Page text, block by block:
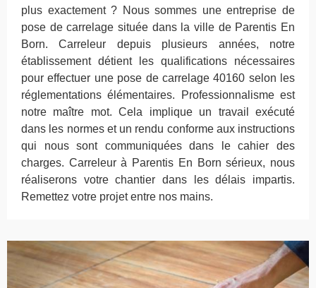
plus exactement ? Nous sommes une entreprise de
pose de carrelage située dans la ville de Parentis En
Born. Carreleur depuis plusieurs années, notre
établissement détient les qualifications nécessaires
pour effectuer une pose de carrelage 40160 selon les
réglementations élémentaires. Professionnalisme est
notre maître mot. Cela implique un travail exécuté
dans les normes et un rendu conforme aux instructions
qui nous sont communiquées dans le cahier des
charges. Carreleur à Parentis En Born sérieux, nous
réaliserons votre chantier dans les délais impartis.
Remettez votre projet entre nos mains.